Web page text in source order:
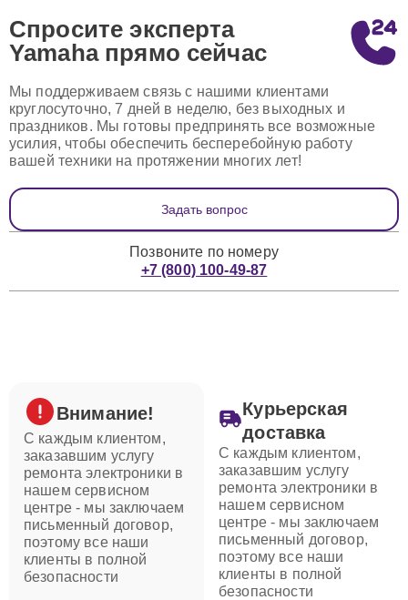
Спросите эксперта
Yamaha прямо сейчас
Мы поддерживаем связь с нашими клиентами
круглосуточно, 7 дней в неделю, без выходных и
праздников. Мы готовы предпринять все возможные
усилия, чтобы обеспечить бесперебойную работу
вашей техники на протяжении многих лет!
Задать вопрос
Позвоните по номеру
+7 (800) 100-49-87
Внимание!
С каждым клиентом,
заказавшим услугу
ремонта электроники в
нашем сервисном
центре - мы заключаем
письменный договор,
поэтому все наши
клиенты в полной
безопасности
Курьерская
доставка
С каждым клиентом,
заказавшим услугу
ремонта электроники в
нашем сервисном
центре - мы заключаем
письменный договор,
поэтому все наши
клиенты в полной
безопасности